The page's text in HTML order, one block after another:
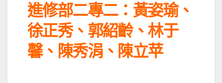
進修部二專二： 黃姿瑜、
徐正秀、郭紹齡、 林于
馨、陳秀涓、陳立苹